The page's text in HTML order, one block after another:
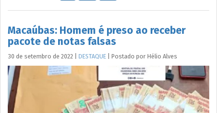
Macaúbas: Homem é preso ao receber
pacote de notas falsas
30 de setembro de 2022 DESTAQUE Postado por Hélio Alves